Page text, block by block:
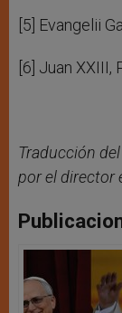
[5] Evangelii
[6] Juan XXIII,
Traducción
porel director